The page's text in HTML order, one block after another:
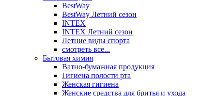
BestWay
BestWay Летний сезон
INTEX
INTEX Летний сезон
Летние виды спорта
смотреть все...
Бытовая химия
Ватно-бумажная продукция
Гигиена полости рта
Женская гигиена
Женские средства для бритья и ухода